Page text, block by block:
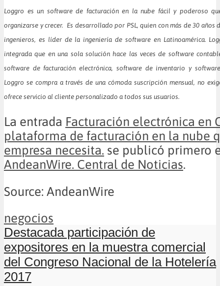
Loggro es un software de facturación en la nube fácil y poderoso
organizarse y crecer. Es desarrollado por PSL, quien con más de 30 años
ingenieros, es líder de la ingeniería de software en Latinoamérica.
integrada que en una sola solución hace las veces de software
software de facturación electrónica, software de inventario y
Loggro se compra a través de una cómoda suscripción mensual, no
ofrece servicio al cliente personalizado a todos sus usuarios.
La entrada Facturación electrónica en
plataforma de facturación en la nube
empresa necesita. se publicó primero
AndeanWire. Central de Noticias.
Source: AndeanWire
negocios
Destacada participación de
expositores en la muestra comercial
del Congreso Nacional de la Hotelería
2017